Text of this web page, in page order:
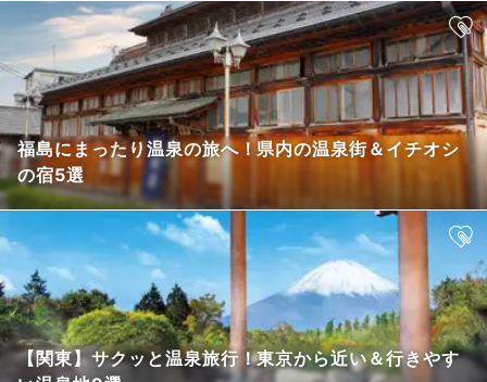
福島にまったり温泉の旅へ！県内の温泉街＆イチオシ
の宿5選
【関東】サクッと温泉旅行！東京から近い＆行きやす